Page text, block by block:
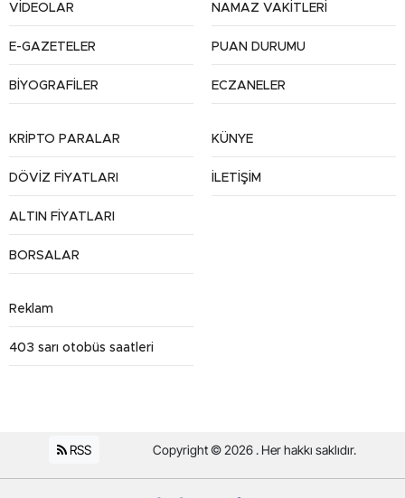
VİDEOLAR
E-GAZETELER
BİYOGRAFİLER
NAMAZ VAKİTLERİ
PUAN DURUMU
ECZANELER
KRİPTO PARALAR
DÖVİZ FİYATLARI
ALTIN FİYATLARI
BORSALAR
KÜNYE
İLETİŞİM
Reklam
403 sarı otobüs saatleri
RSS Copyright © 2026 . Her hakkı saklıdır.